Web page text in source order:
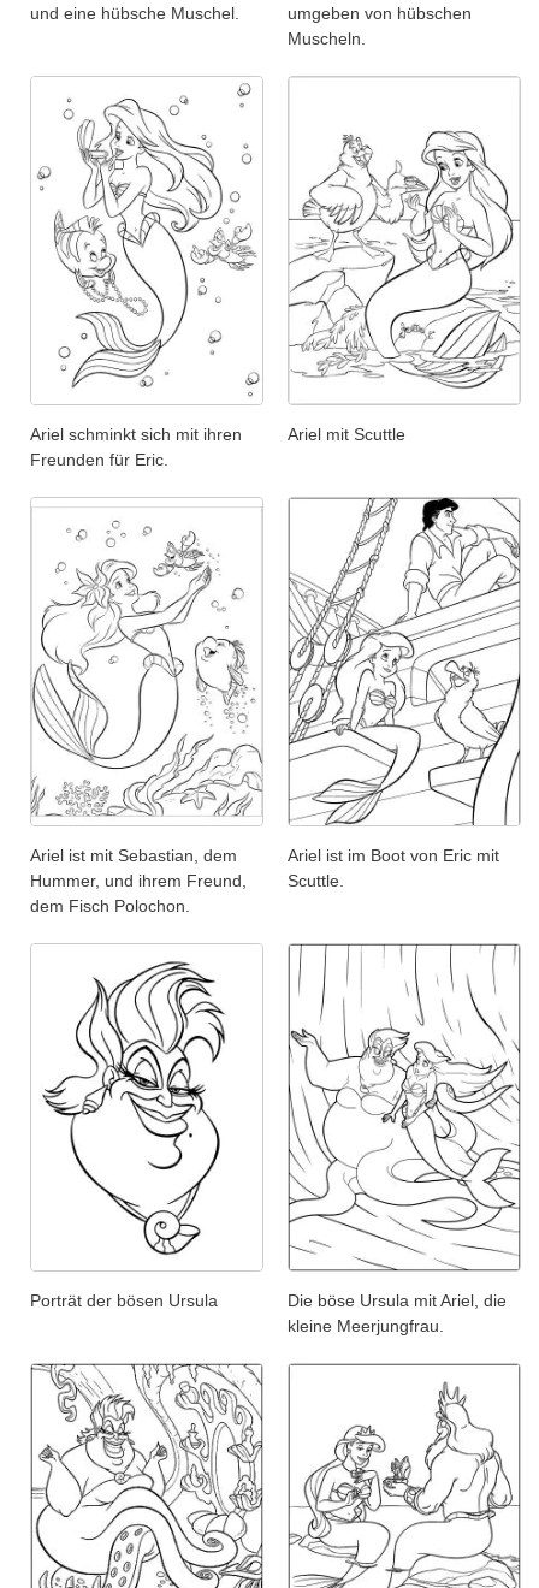
und eine hübsche Muschel.
umgeben von hübschen
Muscheln.
Ariel schminkt sich mit ihren
Freunden für Eric.
Ariel mit Scuttle
Ariel ist mit Sebastian, dem
Hummer, und ihrem Freund,
dem Fisch Polochon.
Ariel ist im Boot von Eric mit
Scuttle.
Porträt der bösen Ursula
Die böse Ursula mit Ariel, die
kleine Meerjungfrau.